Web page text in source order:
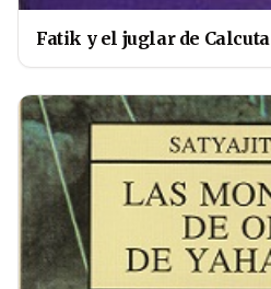
Fatik y el juglar de Calcuta